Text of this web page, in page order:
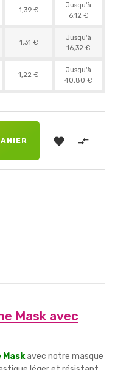
1,39 €
Jusqu'à
6,12 €
1,31 €
Jusqu'à
16,32 €
1,22 €
Jusqu'à
40,80 €
 
Mask avec
Maskavec notre masque